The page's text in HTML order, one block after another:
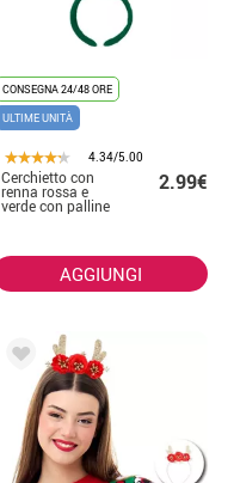
CONSEGNA 24/48 ORE
ULTIME UNITÀ
4.34/5.00
Cerchietto con
renna rossa e
verde con palline
2.99€
AGGIUNGI